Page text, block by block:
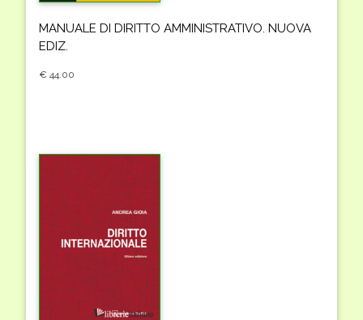
MANUALE DI DIRITTO AMMINISTRATIVO. NUOVA
EDIZ.
€ 44.00